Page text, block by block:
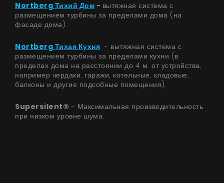
Nortberg Тихий Дом - вытяжная система с
размещением турбины за пределами дома (на
фасаде дома).
Nortberg Тихая Кухня - вытяжная система с
размещением турбины за пределами кухни (в
пределах дома на расстоянии до 4 м. от устройства,
например чердаки, гаражи, котельные, кладовые,
балконы и другие подсобные помещения).
Supersilent® - Максимальная производительность
при низком уровне шума.